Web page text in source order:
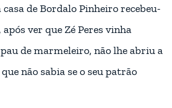
de Bordalo Pinheiro recebeu-
ver que Zé Peres vinha
de marmeleiro, não lhe abriu a
não sabia se o seu patrão